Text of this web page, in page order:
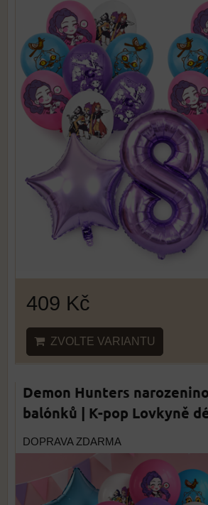
409 Kč
ZVOLTE VARIANTU
Demon Hunters
balónků | K-pop Lovkyně
DOPRAVA ZDARMA